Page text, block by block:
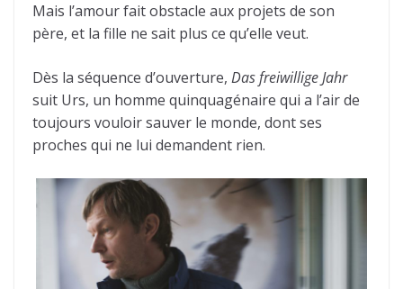
Mais l’amour fait obstacle aux projets de son
père, et la fille ne sait plus ce qu’elle veut.
Dès la séquence d’ouverture, Das freiwillige Jahr
suit Urs, un homme quinquagénaire qui a l’air de
toujours vouloir sauver le monde, dont ses
proches qui ne lui demandent rien.